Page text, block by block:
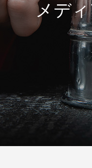
メデ